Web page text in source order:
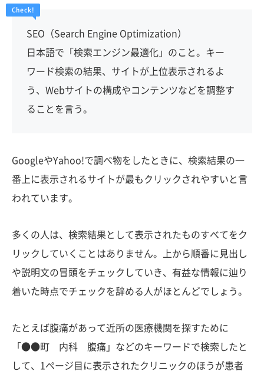
SEO（Search Engine Optimization）
日本語で「検索エンジン最適化」のこと。キー
ワード検索の結果、サイトが上位表示されるよ
う、Webサイトの構成やコンテンツなどを調整す
ることを言う。
GoogleやYahoo!で調べ物をしたときに、検索結果の一
番上に表示されるサイトが最もクリックされやすいと言
われています。
多くの人は、検索結果として表示されたものすべてをク
リックしていくことはありません。上から順番に見出し
や説明文の冒頭をチェックしていき、有益な情報に辿り
着いた時点でチェックを辞める人がほとんどでしょう。
たとえば腹痛があって近所の医療機関を探すために
「●●町 内科 腹痛」などのキーワードで検索したと
して、1ページ目に表示されたクリニックのほうが患者